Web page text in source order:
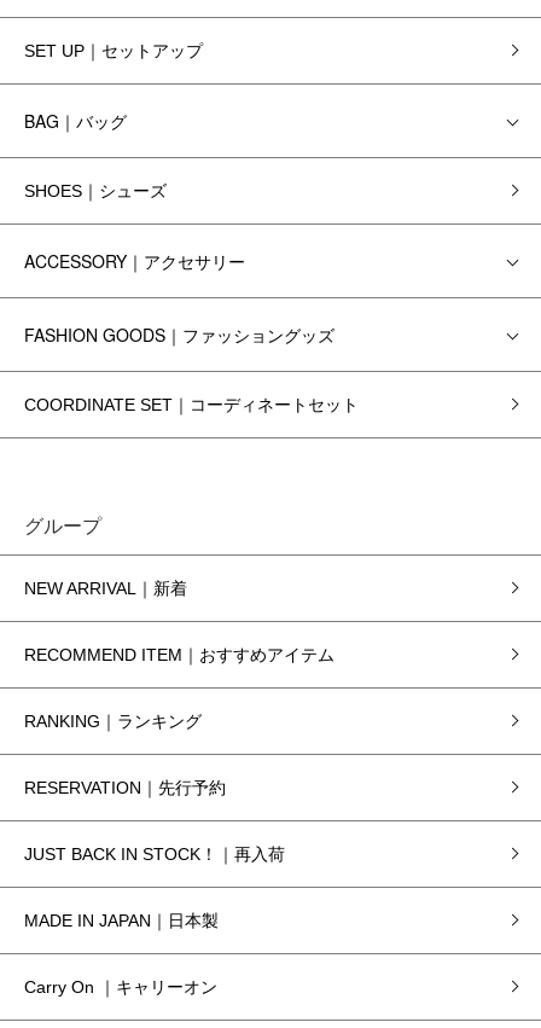
SET UP｜セットアップ
BAG｜バッグ
SHOES｜シューズ
ACCESSORY｜アクセサリー
FASHION GOODS｜ファッショングッズ
COORDINATE SET｜コーディネートセット
グループ
NEW ARRIVAL｜新着
RECOMMEND ITEM｜おすすめアイテム
RANKING｜ランキング
RESERVATION｜先行予約
JUST BACK IN STOCK！｜再入荷
MADE IN JAPAN｜日本製
Carry On ｜キャリーオン